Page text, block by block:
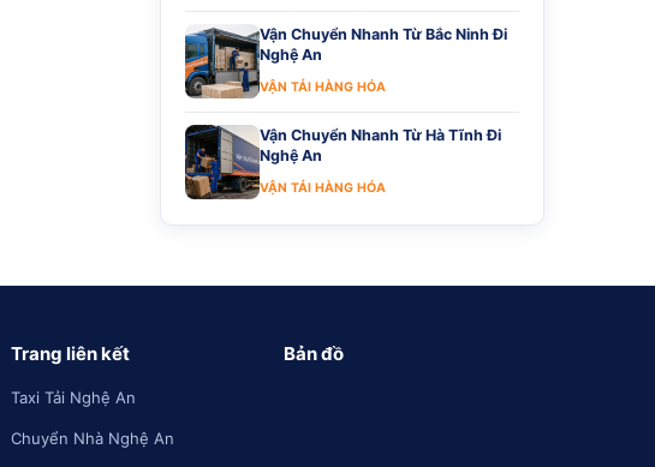
Vận Chuyển Nhanh Từ Bắc Ninh Đi
Nghệ An
VẬN TẢI HÀNG HÓA
Vận Chuyển Nhanh Từ Hà Tĩnh Đi
Nghệ An
VẬN TẢI HÀNG HÓA
Trang liên kết
Taxi Tải Nghệ An
Chuyển Nhà Nghệ An
Bản đồ